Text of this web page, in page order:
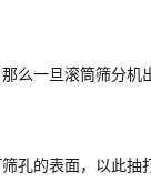
么一旦滚筒筛分机
孔的表面，以此抽